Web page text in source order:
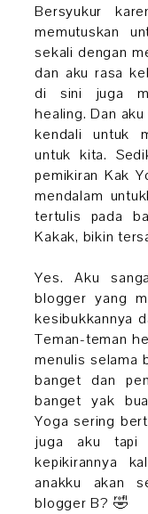
Bersyukur
memutuskan
sekali dengan
dan aku rasa
di sini juga
healing. Dan
kendali untuk
untuk kita.
pemikiran Kak
mendalam
tertulis pada
Kakak, bikin
Yes. Aku
blogger yang
kesibukkannya
Teman-teman
menulis selama
banget dan
banget yak
Yoga sering
juga aku tapi
kepikirannya
anakku akan
blogger B? 🤣